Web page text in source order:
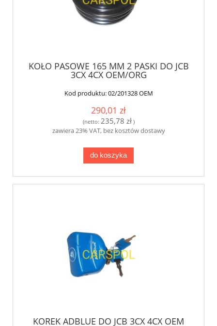
KOŁO PASOWE 165 MM 2 PASKI DO JCB
3CX 4CX OEM/ORG
Kod produktu:02/201328 OEM
290,01 zł
(netto: 235,78 zł)
zawiera 23% VAT, bez kosztów dostawy
do koszyka
KOREK ADBLUE DO JCB 3CX 4CX OEM